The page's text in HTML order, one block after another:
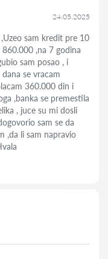
24.05.2025
sam kredit pre 10
,na 7 godina
sam posao , i
se vracam
360.000 din i
,banka se premestila
, juce su mi dosli
sam se da
,da li sam napravio